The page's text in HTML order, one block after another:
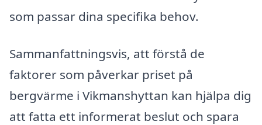
som passar dina specifika behov.
Sammanfattningsvis, att förstå de
faktorer som påverkar priset på
bergvärme i Vikmanshyttan kan hjälpa dig
att fatta ett informerat beslut och spara